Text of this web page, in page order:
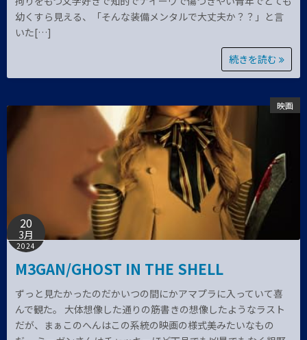
幼くすら見える、「そんな装備メンタルで大丈夫か？？」と言
いた[…]
続きを読む
映画
20
3月
2024
M3GAN/GHOST IN THE SHELL
ずっと見たかったのだかいつの間にかアマプラに入っていて喜
んで観た。 大体想像した通りの筋書きの想像したようなラスト
だが、まぁこのへんはこの系統の映画の様式美みたいなもの